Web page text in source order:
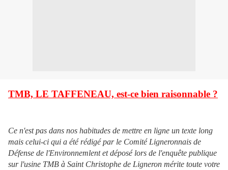
TMB, LE TAFFENEAU, est-ce bien raisonnable ?
Ce n'est pas dans nos habitudes de mettre en ligne un texte long
mais celui-ci qui a été rédigé par le Comité Ligneronnais de
Défense de l'Environnemlent et déposé lors de l'enquête publique
sur l'usine TMB à Saint Christophe de Ligneron mérite toute votre